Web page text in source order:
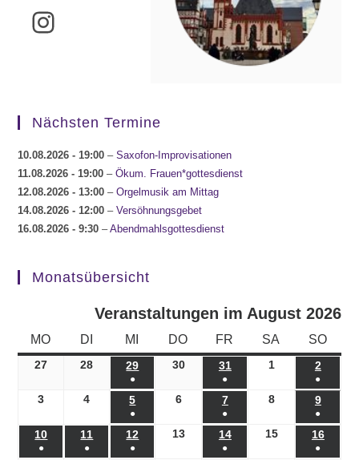
Instagram
Nächsten Termine
10.08.2026 - 19:00 –Saxofon-Improvisationen
11.08.2026 - 19:00 –Ökum. Frauen*gottesdienst
12.08.2026 - 13:00 –Orgelmusik am Mittag
14.08.2026 - 12:00 –Versöhnungsgebet
16.08.2026 - 9:30 –Abendmahlsgottesdienst
Monatsübersicht
Veranstaltungen im August 2026
MO MONTAG
DI DIENSTAG
MI MITTWOCH
DO DONNERSTAG
FR FREITAG
SA SAMSTAG
SO
27 27.07.2026
28 28.07.2026
29 29.07.2026
●
(1
Veranstaltung)
3030.07.2026
3131.07.2026
●
(1
Veranstaltung)
101.08.2026
2
●
(1
3 03.08.2026
4 04.08.2026
5 05.08.2026
●
(1
Veranstaltung)
606.08.2026
707.08.2026
●
(1
Veranstaltung)
808.08.2026
9
●
(1
10 10.08.2026
●
11 11.08.2026
●
12 12.08.2026
●
1313.08.2026
1414.08.2026
●
1515.08.2026
16
●